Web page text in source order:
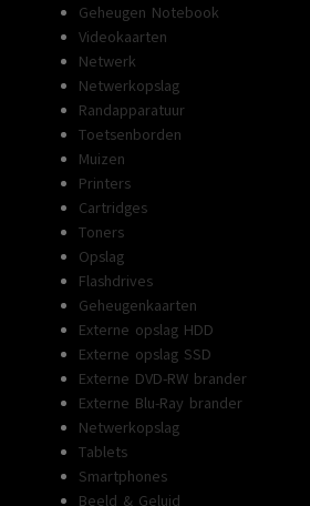
Geheugen Notebook
Videokaarten
Netwerk
Netwerkopslag
Randapparatuur
Toetsenborden
Muizen
Printers
Cartridges
Toners
Opslag
Flashdrives
Geheugenkaarten
Externe opslag HDD
Externe opslag SSD
Externe DVD-RW brander
Externe Blu-Ray brander
Netwerkopslag
Tablets
Smartphones
Beeld & Geluid